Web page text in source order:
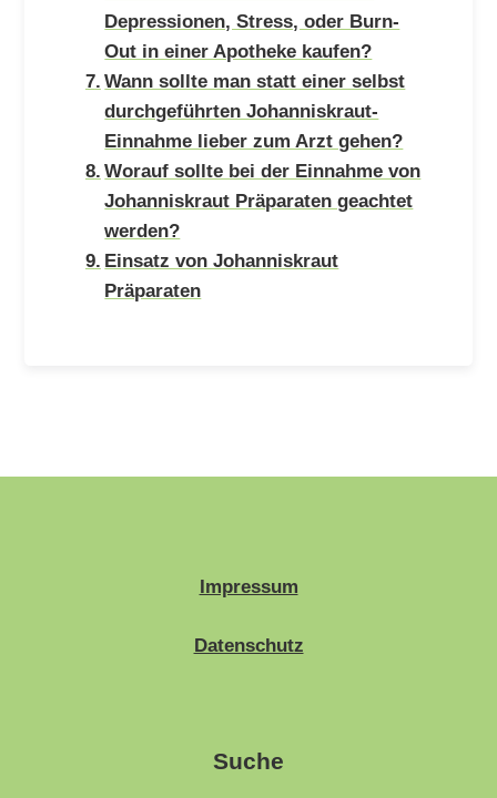
Depressionen, Stress, oder Burn-
Out in einer Apotheke kaufen?
Wann sollte man statt einer selbst
durchgeführten Johanniskraut-
Einnahme lieber zum Arzt gehen?
Worauf sollte bei der Einnahme von
Johanniskraut Präparaten geachtet
werden?
Einsatz von Johanniskraut
Präparaten
Impressum
Datenschutz
Suche